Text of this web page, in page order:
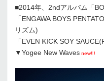
■2014年、2ndアルバム「
「ENGAWA BOYS
リズム)
「EVEN KICK SOY
▼Yogee New Waves new!!!